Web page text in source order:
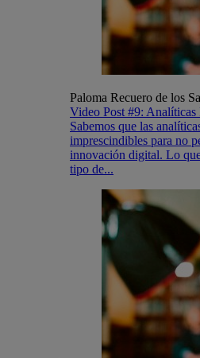
Paloma Recuero de los
Video Post #9: Analíticas
Sabemos que las
imprescindibles para no
innovación digital. Lo
tipo de...